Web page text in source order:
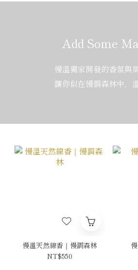
Add Some
慢溫獨家開發的香氛與
讓你似在慢調森林中，
慢溫天然線香｜慢調森林
NT$550